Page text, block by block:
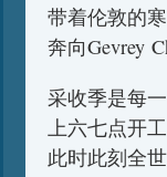
带着伦敦的
奔向Gevrey
采收季是每
上六七点开
此时此刻全